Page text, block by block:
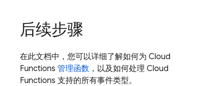
后续步骤
在此文档中，您可以详细了解如何为 Cloud
Functions 管理函数 ，以及如何处理 Cloud
Functions 支持的所有事件类型。